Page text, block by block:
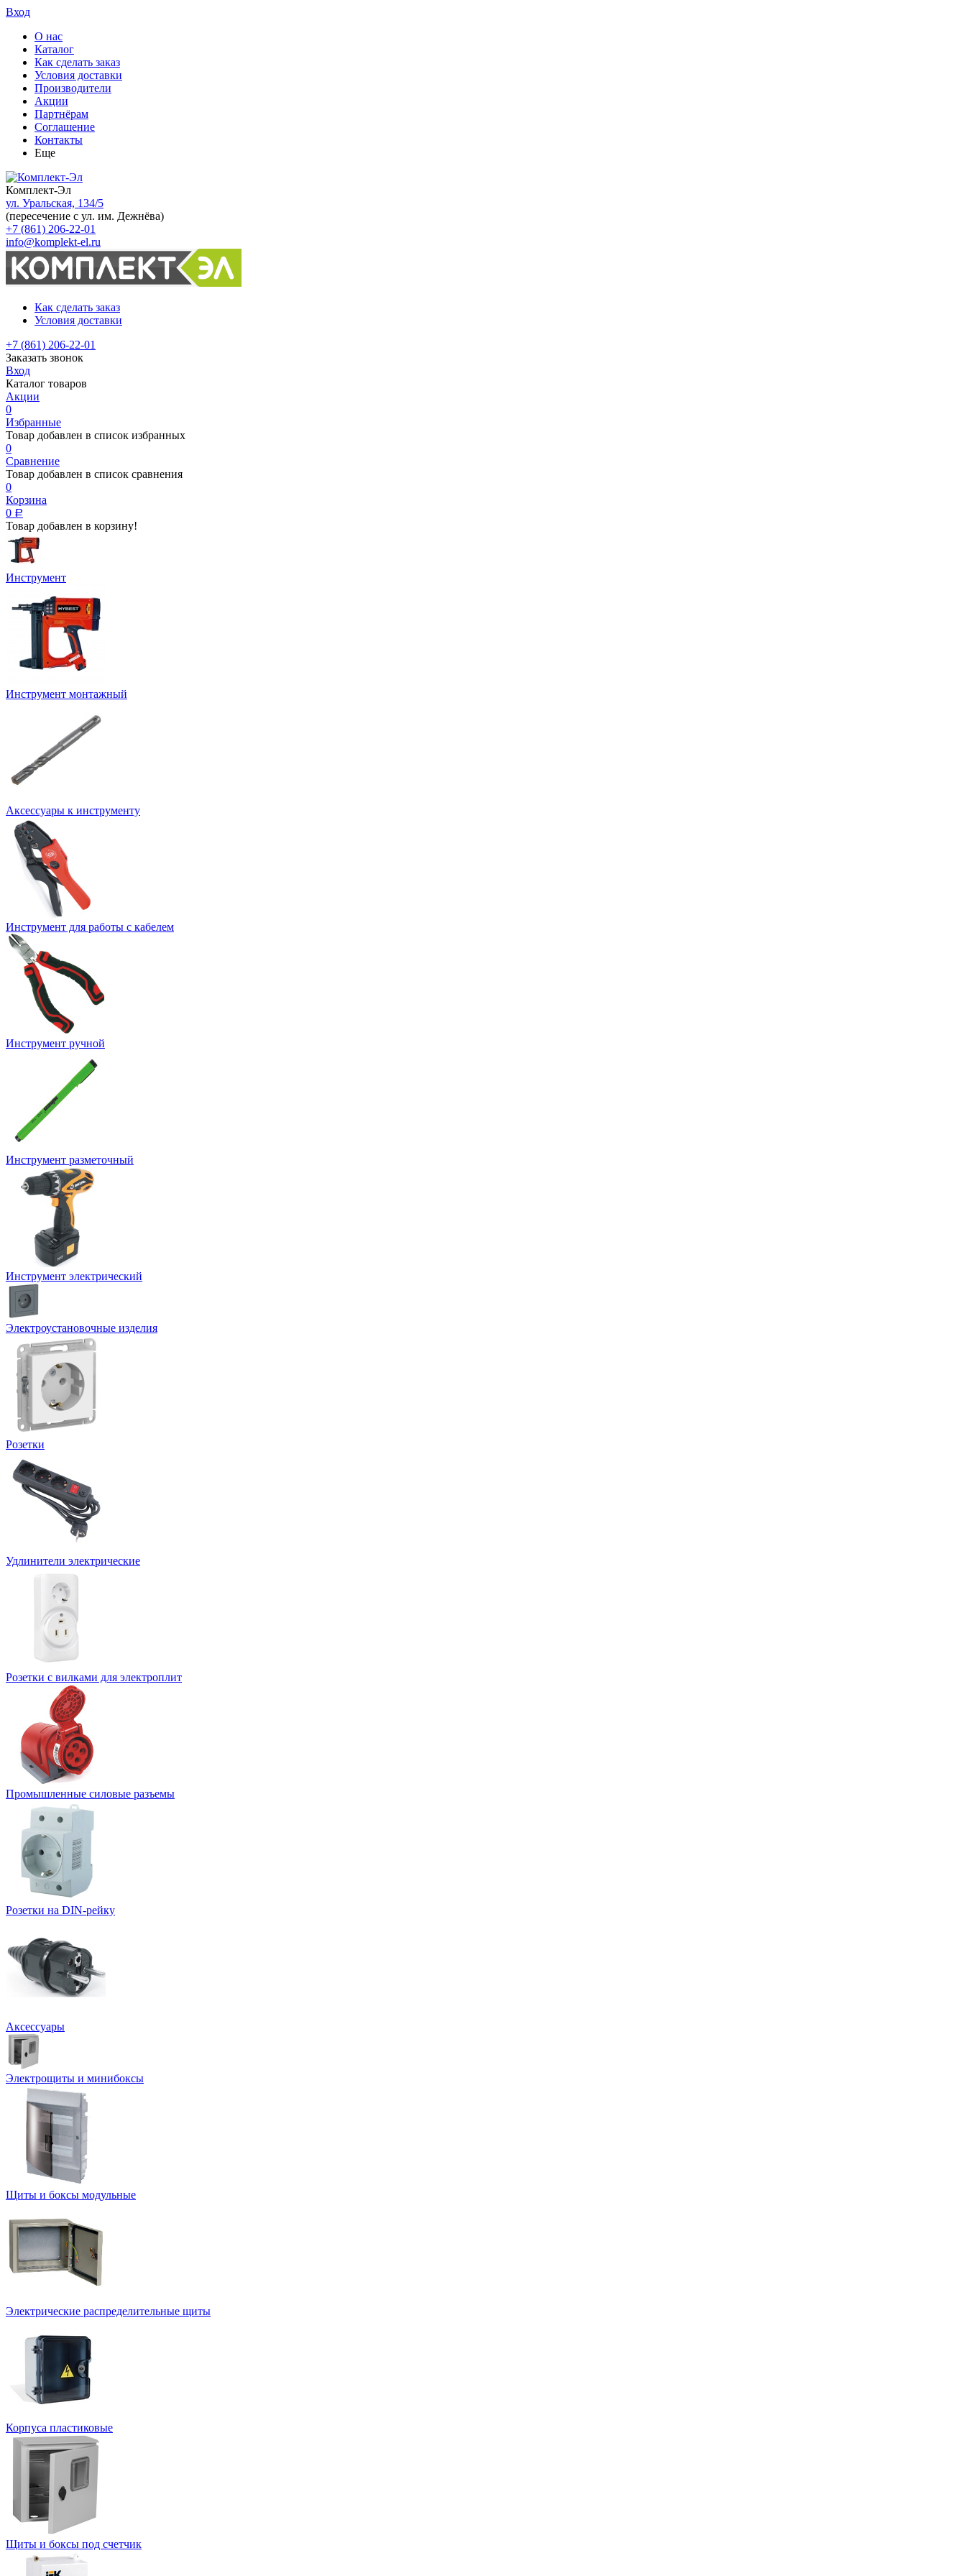
Вход
О нас
Каталог
Как сделать заказ
Условия доставки
Производители
Акции
Партнёрам
Соглашение
Контакты
Еще
Комплект-Эл
ул. Уральская, 134/5
(пересечение с ул. им. Дежнёва)
+7 (861) 206-22-01
info@komplekt-el.ru
Как сделать заказ
Условия доставки
+7 (861) 206-22-01
Заказать звонок
Вход
Каталог товаров
Акции
0
Избранные
Товар добавлен в список избранных
0
Сравнение
Товар добавлен в список сравнения
0
Корзина
0 Р
Товар добавлен в корзину!
Инструмент
Инструмент монтажный
Аксессуары к инструменту
Инструмент для работы с кабелем
Инструмент ручной
Инструмент разметочный
Инструмент электрический
Электроустановочные изделия
Розетки
Удлинители электрические
Розетки с вилками для электроплит
Промышленные силовые разъемы
Розетки на DIN-рейку
Аксессуары
Электрощиты и минибоксы
Щиты и боксы модульные
Электрические распределительные щиты
Корпуса пластиковые
Щиты и боксы под счетчик